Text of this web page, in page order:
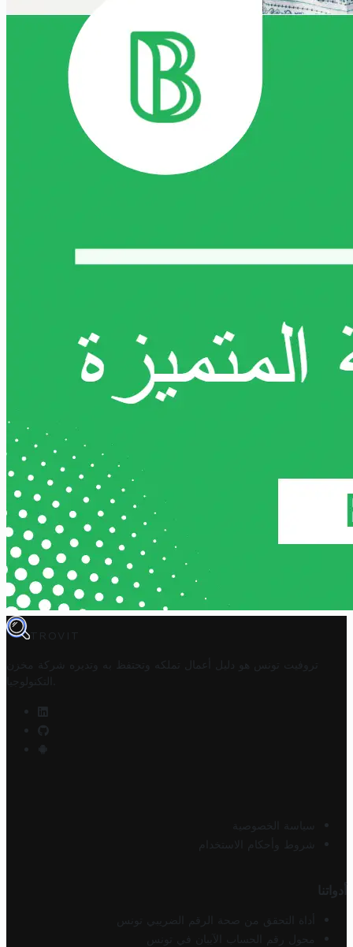
TROVIT
تروفيت تونس هو دليل أعمال تملكه وتحتفظ به وتديره
شركة مخزن
التكنولوجيا
سياسة الخصوصية
شروط وأحكام الاستخدام
أدواتنا
أداة التحقق من صحة الرقم الضريبي تونس
محول رقم الحساب الآيبان في تونس